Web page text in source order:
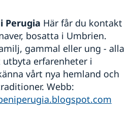
Perugia Här får du kontakt
bosatta i Umbrien.
gammal eller ung - alla
erfarenheter i
vårt nya hemland och
Webb: